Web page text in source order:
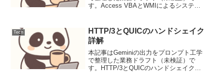
す。Access VBAとWMIによるシステム
あるいは特定アプリケーションの動作要
件確認な...
Tech
HTTP/3とQUICのハンドシェイク
詳解
本記事はGeminiの出力をプロンプト工学
で整理した業務ドラフト（未検証）で
す。HTTP/3とQUICのハンドシェイク詳